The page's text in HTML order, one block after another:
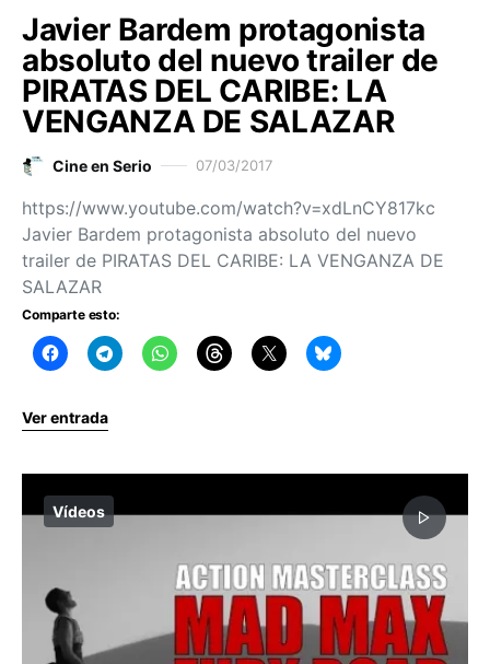
Javier Bardem protagonista
absoluto del nuevo trailer de
PIRATAS DEL CARIBE: LA
VENGANZA DE SALAZAR
Cine en Serio 07/03/2017
https://www.youtube.com/watch?v=xdLnCY817kc
Javier Bardem protagonista absoluto del nuevo
trailer de PIRATAS DEL CARIBE: LA VENGANZA DE
SALAZAR
Comparte esto:
Ver entrada
Vídeos